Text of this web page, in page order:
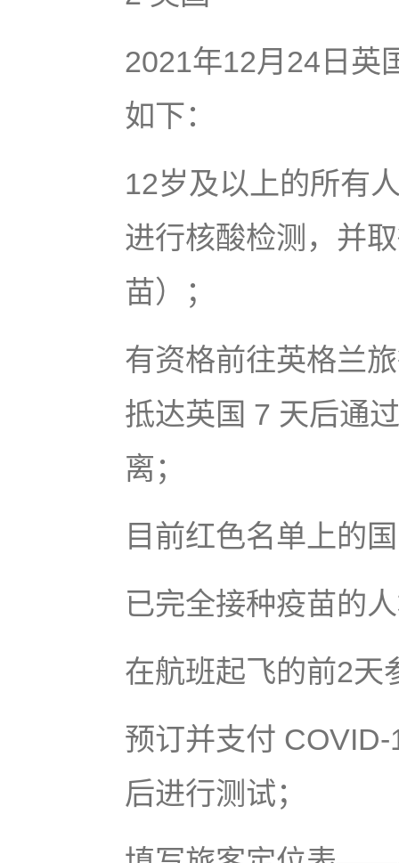
2021年12月24日英
如下：
12岁及以上的所有
进行核酸检测，并
苗）；
有资格前往英格兰
抵达英国 7 天后通
离；
目前红色名单上的
已完全接种疫苗的
在航班起飞的前2天
预订并支付
后进行测试；